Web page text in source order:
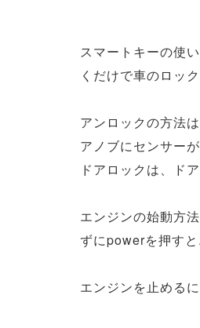
スマートキーの使
くだけで車のロッ
アンロックの方法
アノブにセンサー
ドアロックは、ド
エンジンの始動方
ずにpowerを押す
エンジンを止める